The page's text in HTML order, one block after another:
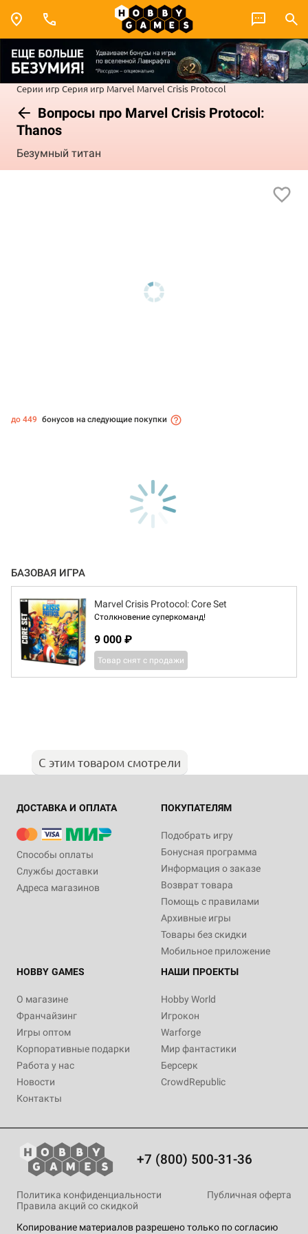
Серии игр Серия игр Marvel Marvel Crisis Protocol
Вопросы про Marvel Crisis Protocol:
Thanos
Безумный титан
до 449 бонусов на следующие покупки
БАЗОВАЯ ИГРА
Marvel Crisis Protocol: Core Set
Столкновение суперкоманд!
9 000 ₽
Товар снят с продажи
С этим товаром смотрели
ДОСТАВКА И ОПЛАТА
Способы оплаты
Службы доставки
Адреса магазинов
ПОКУПАТЕЛЯМ
Подобрать игру
Бонусная программа
Информация о заказе
Возврат товара
Помощь с правилами
Архивные игры
Товары без скидки
Мобильное приложение
HOBBY GAMES
О магазине
Франчайзинг
Игры оптом
Корпоративные подарки
Работа у нас
Новости
Контакты
НАШИ ПРОЕКТЫ
Hobby World
Игрокон
Warforge
Мир фантастики
Берсерк
CrowdRepublic
+7 (800) 500-31-36
Копирование материалов разрешено только по согласию
Политика конфиденциальности
Публичная оферта
Правила акций со скидкой